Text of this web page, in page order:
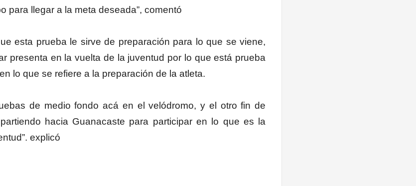
para llegar a la meta deseada”, comentó
esta prueba le sirve de preparación para lo que se viene,
presenta en la vuelta de la juventud por lo que está prueba
lo que se refiere a la preparación de la atleta.
de medio fondo acá en el velódromo, y el otro fin de
hacia Guanacaste para participar en lo que es la
explicó